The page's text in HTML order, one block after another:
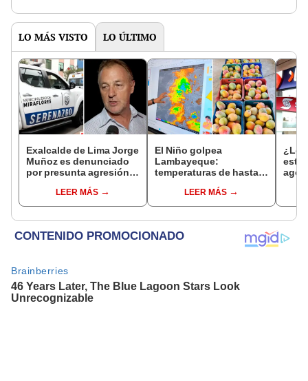
LO MÁS VISTO LO ÚLTIMO
Exalcalde de Lima Jorge
Muñoz es denunciado
por presunta agresión
de Miraflores
LEER MÁS
El Niño golpea
Lambayeque:
temperaturas de hasta
producción de mango y
palta
LEER MÁS
este